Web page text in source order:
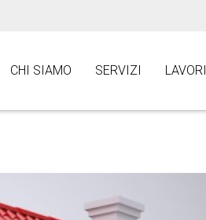
CHI SIAMO SERVIZI LAVORI